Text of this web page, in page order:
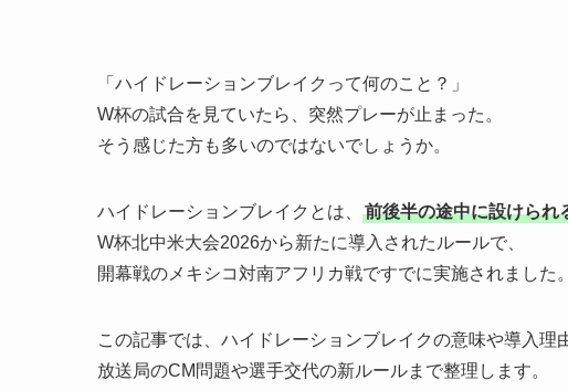
「ハイドレーションブレイクって何のこと？」
W杯の試合を見ていたら、突然プレーが止まった。
そう感じた方も多いのではないでしょうか。
ハイドレーションブレイクとは、 前後半の途中に設けられ
W杯北中米大会2026から新たに導入されたルールで、
開幕戦のメキシコ対南アフリカ戦ですでに実施されました。
この記事では、ハイドレーションブレイクの意味や導入理
放送局のCM問題や選手交代の新ルールまで整理します。